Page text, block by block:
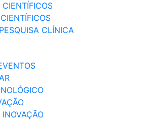
CLÍNICA